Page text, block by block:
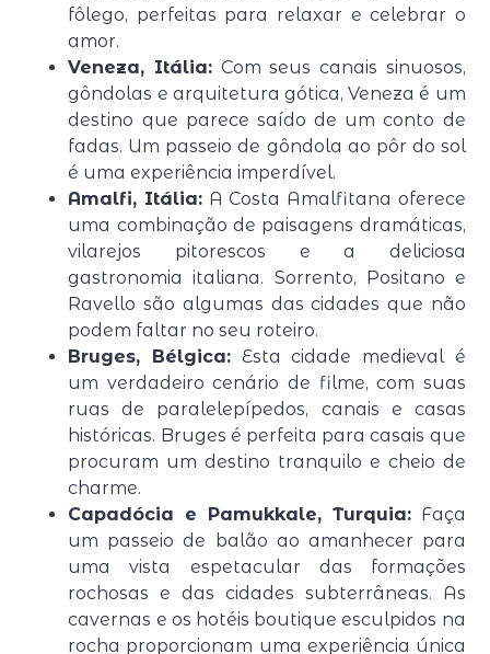
fôlego, perfeitas para relaxar e celebrar o
amor.
Veneza, Itália: Com seus canais sinuosos,
gôndolas e arquitetura gótica, Veneza é um
destino que parece saído de um conto de
fadas. Um passeio de gôndola ao pôr do sol
é uma experiência imperdível.
Amalfi, Itália: A Costa Amalfitana oferece
uma combinação de paisagens dramáticas,
vilarejos pitorescos e a deliciosa
gastronomia italiana. Sorrento, Positano e
Ravello são algumas das cidades que não
podem faltar no seu roteiro.
Bruges, Bélgica: Esta cidade medieval é
um verdadeiro cenário de filme, com suas
ruas de paralelepípedos, canais e casas
históricas. Bruges é perfeita para casais que
procuram um destino tranquilo e cheio de
charme.
Capadócia e Pamukkale, Turquia:Faça
um passeio de balão ao amanhecer para
uma vista espetacular das formações
rochosas e das cidades subterrâneas. As
cavernas e os hotéis boutique esculpidos na
rocha proporcionam uma experiência única